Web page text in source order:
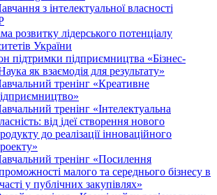
з інтелектуальної власності
розвитку лідерського потенціалу
України
підтримки підприємництва «Бізнес-
як взаємодія для результату»
тренінг «Креативне
тренінг «Інтелектуальна
від ідеї створення нового
до реалізації інноваційного
тренінг «Посилення
малого та середнього бізнесу в
у публічних закупівлях»